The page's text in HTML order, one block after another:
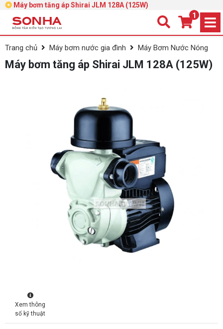
Máy bơm tăng áp Shirai JLM 128A (125W)
1
Trang chủ Máy bơm nước gia đình Máy Bơm Nước Nóng
Máy bơm tăng áp Shirai JLM 128A (125W)
Xem thông
số kỹ thuật